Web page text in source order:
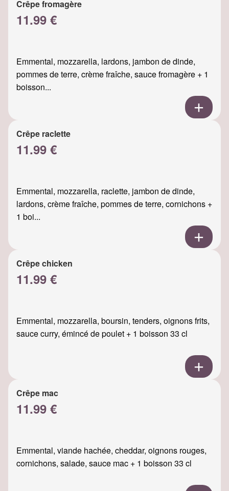
Crêpe fromagère
11.99 €
Emmental, mozzarella, lardons, jambon de dinde,
pommes de terre, crème fraîche, sauce fromagère + 1
boisson...
Crêpe raclette
11.99 €
Emmental, mozzarella, raclette, jambon de dinde,
lardons, crème fraîche, pommes de terre, cornichons +
1 boi...
Crêpe chicken
11.99 €
Emmental, mozzarella, boursin, tenders, oignons frits,
sauce curry, émincé de poulet + 1 boisson 33 cl
Crêpe mac
11.99 €
Emmental, viande hachée, cheddar, oignons rouges,
cornichons, salade, sauce mac + 1 boisson 33 cl